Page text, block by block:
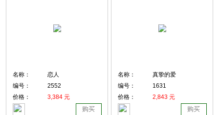
名称：
恋人
编号：
2552
价格：
3,384 元
购买
名称：
真挚的爱
编号：
1631
价格：
2,843 元
购买